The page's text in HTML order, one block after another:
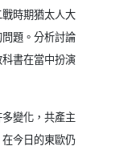
時期猶太人大
題。分析討論
書在當中扮演
變化，共產主
今日的東歐仍